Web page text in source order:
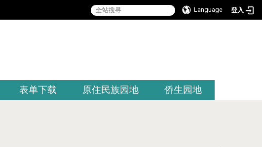
Language 登入
表单下载 原住民族园地 侨生园地